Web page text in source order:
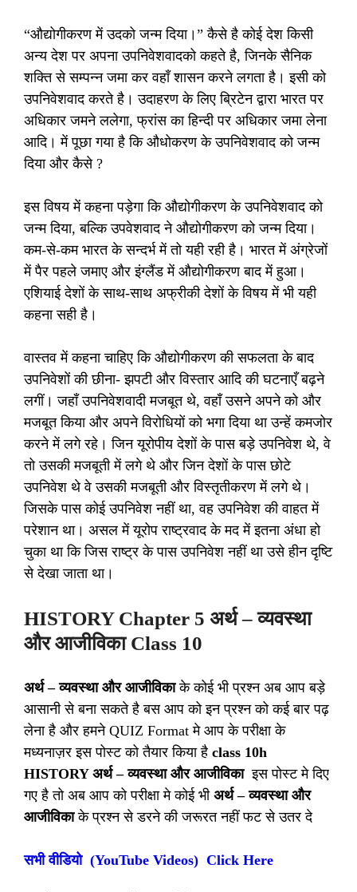
“औद्योगीकरण में उदको जन्म दिया।” कैसे है कोई देश किसी
अन्य देश पर अपना उपनिवेशवादको कहते है, जिनके सैनिक
शक्ति से सम्पन्न जमा कर वहाँ शासन करने लगता है। इसी को
उपनिवेशवाद करते है। उदाहरण के लिए ब्रिटेन द्वारा भारत पर
अधिकार जमने ललेगा, फ्रांस का हिन्दी पर अधिकार जमा लेना
आदि। में पूछा गया है कि औधोकरण के उपनिवेशवाद को जन्म
दिया और कैसे ?
इस विषय में कहना पड़ेगा कि औद्योगीकरण के उपनिवेशवाद को
जन्म दिया, बल्कि उपवेशवाद ने औद्योगीकरण को जन्म दिया।
कम-से-कम भारत के सन्दर्भ में तो यही रही है। भारत में अंग्रेजों
में पैर पहले जमाए और इंग्लैंड में औद्योगीकरण बाद में हुआ।
एशियाई देशों के साथ-साथ अफ्रीकी देशों के विषय में भी यही
कहना सही है।
वास्तव में कहना चाहिए कि औद्योगीकरण की सफलता के बाद
उपनिवेशों की छीना- झपटी और विस्तार आदि की घटनाएँ बढ़ने
लगीं। जहाँ उपनिवेशवादी मजबूत थे, वहाँ उसने अपने को और
मजबूत किया और अपने विरोधियों को भगा दिया था उन्हें कमजोर
करने में लगे रहे। जिन यूरोपीय देशों के पास बड़े उपनिवेश थे, वे
तो उसकी मजबूती में लगे थे और जिन देशों के पास छोटे
उपनिवेश थे वे उसकी मजबूती और विस्तृतीकरण में लगे थे।
जिसके पास कोई उपनिवेश नहीं था, वह उपनिवेश की वाहत में
परेशान था। असल में यूरोप राष्ट्रवाद के मद में इतना अंधा हो
चुका था कि जिस राष्ट्र के पास उपनिवेश नहीं था उसे हीन दृष्टि
से देखा जाता था।
HISTORY Chapter 5 अर्थ – व्यवस्था
और आजीविका Class 10
अर्थ – व्यवस्था और आजीविकाके कोई भी प्रश्न अब आप बड़े
आसानी से बना सकते है बस आप को इन प्रश्न को कई बार पढ़
लेना है और हमने QUIZ Format मे आप के परीक्षा के
मध्यनाज़र इस पोस्ट को तैयार किया है class 10h
HISTORY अर्थ – व्यवस्था और आजीविका इस पोस्ट मे दिए
गए है तो अब आप को परीक्षा मे कोई भीअर्थ – व्यवस्था और
आजीविकाके प्रश्न से डरने की जरूरत नहीं फट से उतर दे
सभी वीडियो (YouTube Videos) Click Here